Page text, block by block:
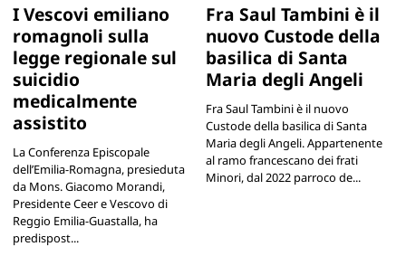
I Vescovi emiliano
romagnoli sulla
legge regionale sul
suicidio
medicalmente
assistito
La Conferenza Episcopale
dell’Emilia-Romagna, presieduta
da Mons. Giacomo Morandi,
Presidente Ceer e Vescovo di
Reggio Emilia-Guastalla, ha
predispost...
Fra Saul Tambini è il
nuovo Custode della
basilica di Santa
Maria degli Angeli
Fra Saul Tambini è il nuovo
Custode della basilica di Santa
Maria degli Angeli. Appartenente
al ramo francescano dei frati
Minori, dal 2022 parroco de...